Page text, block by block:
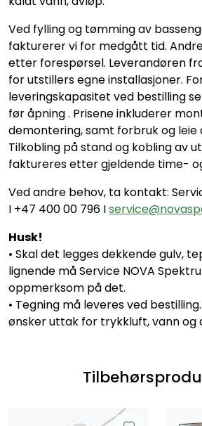
Ved fylling og tømming av
fakturerer vi for medgått tid.
etter forespørsel. Leverandøren
for utstillers egne installasjoner.
leveringskapasitet ved bestilling
før åpning . Prisene inkluderer
demontering, samt forbruk og leie
Tilkobling på stand og kobling av
faktureres etter gjeldende time-
Ved andre behov, ta kontakt:
I +47 400 00 796 I
Husk!
• Skal det legges dekkende gulv,
lignende må Service NOVA
oppmerksom på det.
• Tegning må leveres ved
ønsker uttak for trykkluft, vann og